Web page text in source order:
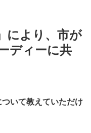
により、市が
ディーに共
いて教えていただけ